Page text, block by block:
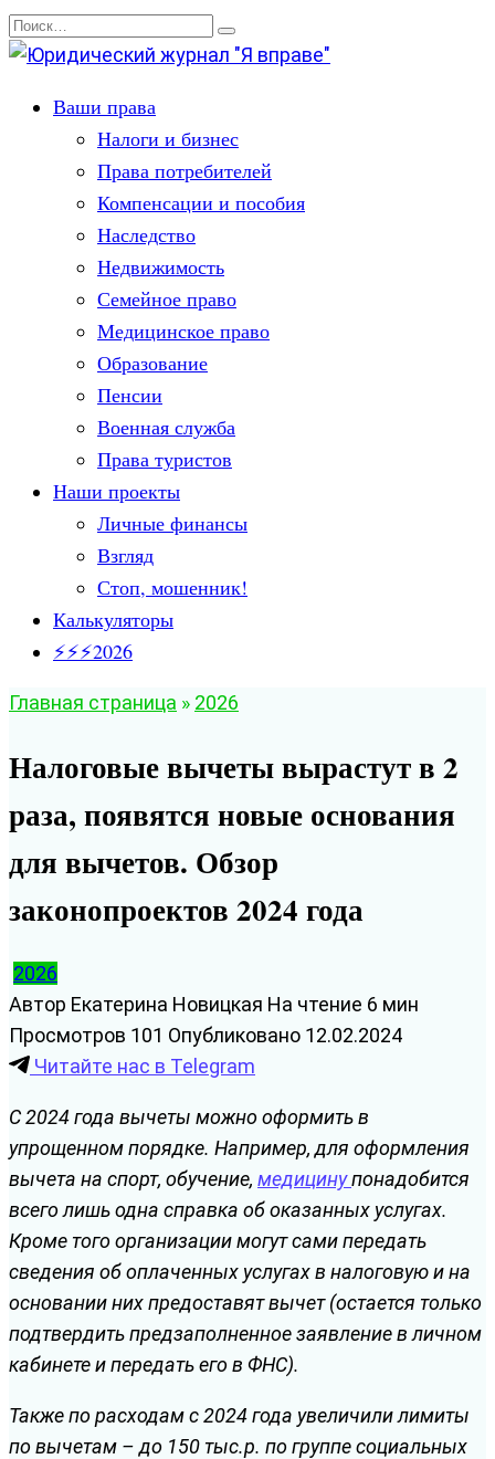
Перейти
к
Search
for:
Ваши права
Налоги и бизнес
Права потребителей
Компенсации и пособия
Наследство
Недвижимость
Семейное право
Медицинское право
Образование
Пенсии
Военная служба
Права туристов
Наши проекты
Личные финансы
Взгляд
Стоп, мошенник!
Калькуляторы
⚡⚡⚡2026
Главная страница » 2026
Налоговые вычеты вырастут в 2
раза, появятся новые основания
для вычетов. Обзор
законопроектов 2024 года
2026
Автор Екатерина Новицкая На чтение 6 мин
Просмотров 101 Опубликовано 12.02.2024
Читайте нас в Telegram
С 2024 года вычеты можно оформить в
упрощенном порядке. Например, для оформления
вычета на спорт, обучение, медицинупонадобится
всего лишь одна справка об оказанных услугах.
Кроме того организации могут сами передать
сведения об оплаченных услугах в налоговую и на
основании них предоставят вычет (остается только
подтвердить предзаполненное заявление в личном
кабинете и передать его в ФНС).
Также по расходам с 2024 года увеличили лимиты
по вычетам – до 150 тыс.р. по группе социальных